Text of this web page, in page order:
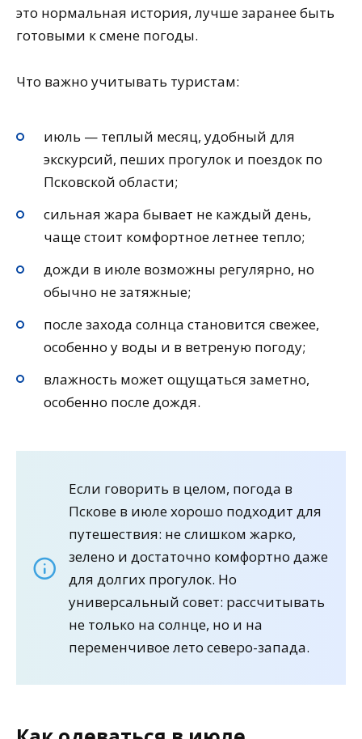
это нормальная история, лучше заранее быть
готовыми к смене погоды.
Что важно учитывать туристам:
июль — теплый месяц, удобный для
экскурсий, пеших прогулок и поездок по
Псковской области;
cильная жара бывает не каждый день,
чаще стоит комфортное летнее тепло;
дожди в июле возможны регулярно, но
обычно не затяжные;
после захода солнца становится свежее,
особенно у воды и в ветреную погоду;
влажность может ощущаться заметно,
особенно после дождя.
Если говорить в целом, погода в
Пскове в июле хорошо подходит для
путешествия: не слишком жарко,
зелено и достаточно комфортно даже
для долгих прогулок. Но
универсальный совет: рассчитывать
не только на солнце, но и на
переменчивое лето северо-запада.